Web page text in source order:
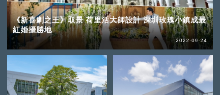
《新喜劇之王》取景 荷里活大師設計 深圳玫瑰小鎮成最
紅婚攝勝地
2022-09-24